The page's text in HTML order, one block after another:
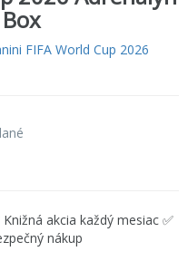
FIFA World Cup 2026
akcia každý mesiac ✅
nákup